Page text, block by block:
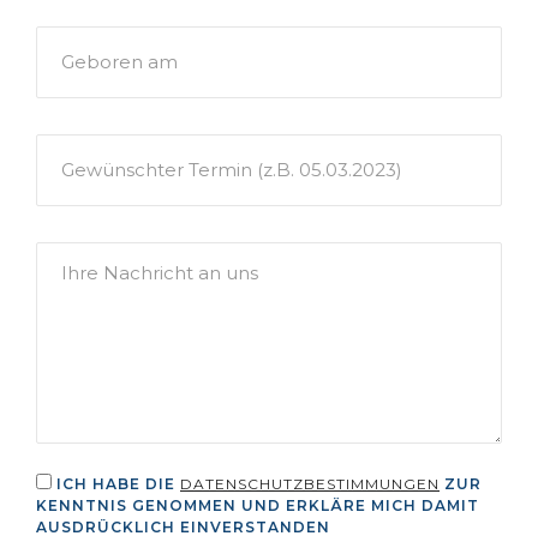
ICH HABE DIE DATENSCHUTZBESTIMMUNGEN ZUR
KENNTNIS GENOMMEN UND ERKLÄRE MICH DAMIT
AUSDRÜCKLICH EINVERSTANDEN